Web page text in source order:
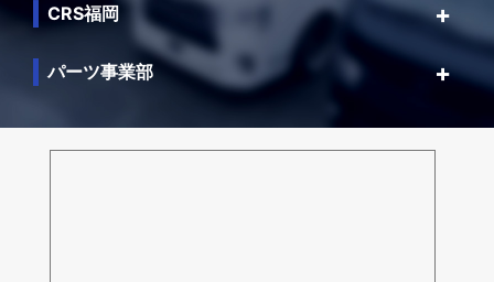
CRS福岡
パーツ事業部